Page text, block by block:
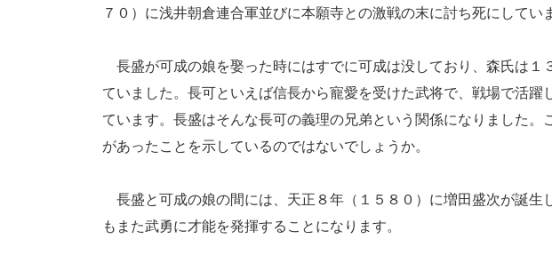
７０）に浅井朝倉連合軍並びに本願寺との激戦の末に討ち死にしてい
長盛が可成の娘を娶った時にはすでに可成は没しており、森氏は１
ていました。長可といえば信長から寵愛を受けた武将で、戦場で活躍
ています。長盛はそんな長可の義理の兄弟という関係になりました。
があったことを示しているのではないでしょうか。
長盛と可成の娘の間には、天正８年（１５８０）に増田盛次が誕生
もまた武勇に才能を発揮することになります。